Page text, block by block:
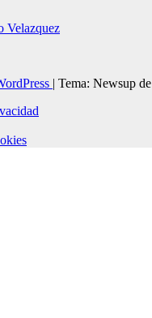
Velazquez
| Tema: Newsup de